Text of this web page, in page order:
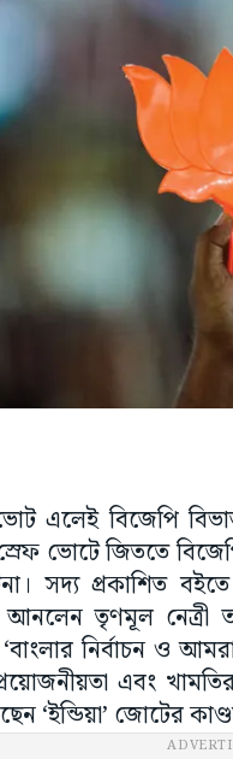
এলেই বিজেপি
ভোটে জিততে
সদ্য প্রকাশিত
তৃণমূল নেত্রী
নির্বাচন ও
প্রয়োজনীয়তা এবং
‘ইন্ডিয়া’ জোটের